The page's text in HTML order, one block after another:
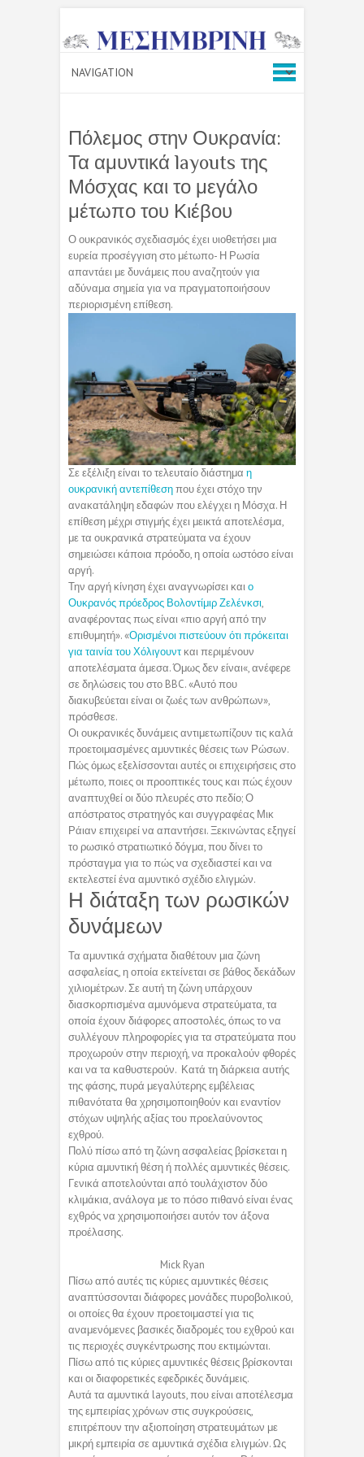
Πόλεμος στην Ουκρανία:
Τα αμυντικά layouts της
Μόσχας και το μεγάλο
μέτωπο του Κιέβου
Ο ουκρανικός σχεδιασμός έχει υιοθετήσει μια
ευρεία προσέγγιση στο μέτωπο- Η Ρωσία
απαντάει με δυνάμεις που αναζητούν για
αδύναμα σημεία για να πραγματοποιήσουν
περιορισμένη επίθεση.
Σε εξέλιξη είναι το τελευταίο διάστημα η
ουκρανική αντεπίθεσηπου έχει στόχο την
ανακατάληψη εδαφών που ελέγχει η Μόσχα. Η
επίθεση μέχρι στιγμής έχει μεικτά αποτελέσμα,
με τα ουκρανικά στρατεύματα να έχουν
σημειώσει κάποια πρόοδο, η οποία ωστόσο είναι
αργή.
Την αργή κίνηση έχει αναγνωρίσει καιο
Ουκρανός πρόεδρος Βολοντίμιρ Ζελένκσι,
αναφέροντας πως είναι «πιο αργή από την
επιθυμητή». «Ορισμένοι πιστεύουν ότι πρόκειται
για ταινία του Χόλιγουντ και περιμένουν
αποτελέσματα άμεσα. Όμως δεν είναι«, ανέφερε
σε δηλώσεις του στο BBC. «Αυτό που
διακυβεύεται είναι οι ζωές των ανθρώπων»,
πρόσθεσε.
Οι ουκρανικές δυνάμεις αντιμετωπίζουν τις καλά
προετοιμασμένες αμυντικές θέσεις των Ρώσων.
Πώς όμως εξελίσσονται αυτές οι επιχειρήσεις στο
μέτωπο, ποιες οι προοπτικές τους και πώς έχουν
αναπτυχθεί οι δύο πλευρές στο πεδίο; Ο
απόστρατος στρατηγός και συγγραφέας Μικ
Ράιαν επιχειρεί να απαντήσει. Ξεκινώντας εξηγεί
το ρωσικό στρατιωτικό δόγμα, που δίνει το
πρόσταγμα για το πώς να σχεδιαστεί και να
εκτελεστεί ένα αμυντικό σχέδιο ελιγμών.
Η διάταξη των ρωσικών
δυνάμεων
Τα αμυντικά σχήματα διαθέτουν μια ζώνη
ασφαλείας, η οποία εκτείνεται σε βάθος δεκάδων
χιλιομέτρων. Σε αυτή τη ζώνη υπάρχουν
διασκορπισμένα αμυνόμενα στρατεύματα, τα
οποία έχουν διάφορες αποστολές, όπως το να
συλλέγουν πληροφορίες για τα στρατεύματα που
προχωρούν στην περιοχή, να προκαλούν φθορές
και να τα καθυστερούν. Κατά τη διάρκεια αυτής
της φάσης, πυρά μεγαλύτερης εμβέλειας
πιθανότατα θα χρησιμοποιηθούν και εναντίον
στόχων υψηλής αξίας του προελαύνοντος
εχθρού.
Πολύ πίσω από τη ζώνη ασφαλείας βρίσκεται η
κύρια αμυντική θέση ή πολλές αμυντικές θέσεις.
Γενικά αποτελούνται από τουλάχιστον δύο
κλιμάκια, ανάλογα με το πόσο πιθανό είναι ένας
εχθρός να χρησιμοποιήσει αυτόν τον άξονα
προέλασης.
Mick Ryan
Πίσω από αυτές τις κύριες αμυντικές θέσεις
αναπτύσσονται διάφορες μονάδες πυροβολικού,
οι οποίες θα έχουν προετοιμαστεί για τις
αναμενόμενες βασικές διαδρομές του εχθρού και
τις περιοχές συγκέντρωσης που εκτιμώνται.
Πίσω από τις κύριες αμυντικές θέσεις βρίσκονται
και οι διαφορετικές εφεδρικές δυνάμεις.
Αυτά τα αμυντικά layouts, που είναι αποτέλεσμα
της εμπειρίας χρόνων στις συγκρούσεις,
επιτρέπουν την αξιοποίηση στρατευμάτων με
μικρή εμπειρία σε αμυντικά σχέδια ελιγμών. Ως